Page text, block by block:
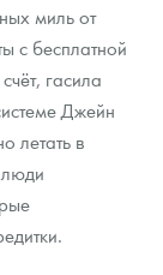
миль от
с бесплатной
гасила
Джейн
летать в